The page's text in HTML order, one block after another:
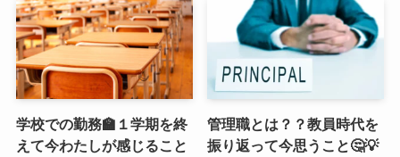
学校での勤務🏫１学期を終
えて今わたしが感じること
管理職とは？？教員時代を
振り返って今思うこと🤔💡